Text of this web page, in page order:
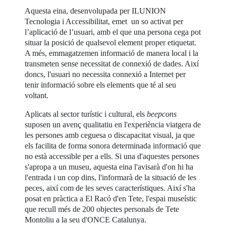
Aquesta eina, desenvolupada per ILUNION
Tecnologia i Accessibilitat, emet un so activat per
l’aplicació de l’usuari, amb el que una persona cega pot
situar la posició de qualsevol element proper etiquetat.
A més, emmagatzemen informació de manera local i la
transmeten sense necessitat de connexió de dades. Així
doncs, l'usuari no necessita connexió a Internet per
tenir informació sobre els elements que té al seu
voltant.
Aplicats al sector turístic i cultural, elsbeepcons
suposen un avenç qualitatiu en l'experiència viatgera de
les persones amb ceguesa o discapacitat visual, ja que
els facilita de forma sonora determinada informació que
no està accessible per a ells. Si una d'aquestes persones
s'apropa a un museu, aquesta eina l'avisarà d'on hi ha
l'entrada i un cop dins, l'informarà de la situació de les
peces, així com de les seves característiques. Així s'ha
posat en pràctica a El Racó d'en Tete, l'espai museístic
que recull més de 200 objectes personals de Tete
Montoliu a la seu d'ONCE Catalunya.